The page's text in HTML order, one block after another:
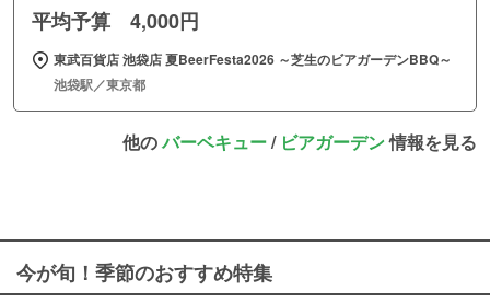
平均予算 4,000円
東武百貨店 池袋店 夏BeerFesta2026 ～芝生のビアガーデンBBQ～
池袋駅／東京都
他のバーベキュー/ ビアガーデン情報を見る
今が旬！季節のおすすめ特集